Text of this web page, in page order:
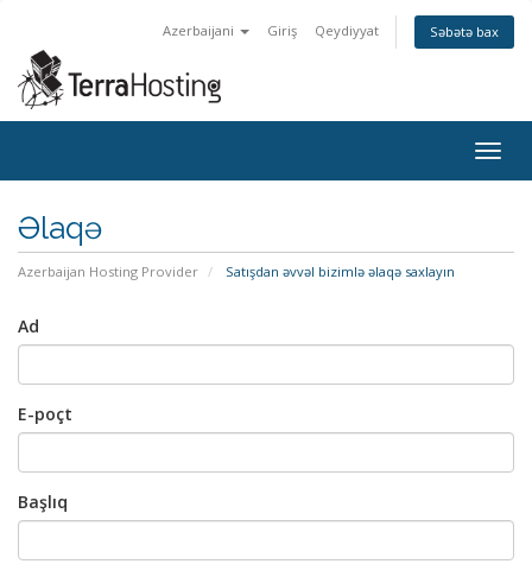
Azerbaijani Giriş Qeydiyyat Səbətə bax
Əlaqə
Azerbaijan Hosting Provider Satışdan əvvəl bizimlə əlaqə saxlayın
Ad
E-poçt
Başlıq